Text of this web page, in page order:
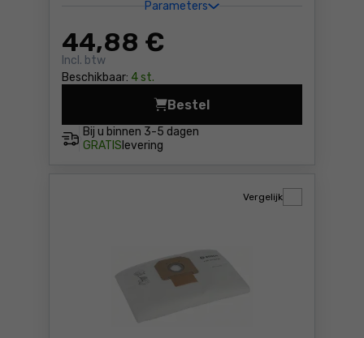
Parameters
44,88 €
Incl. btw
Beschikbaar: 4 st.
Bij u binnen 3-5 dagen
GRATIS levering
Bestel
Stofzak papier Bosch
Vergelijk